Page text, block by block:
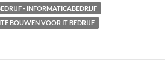
- INFORMATICABEDRIJF
BOUWEN VOOR IT BEDRIJF